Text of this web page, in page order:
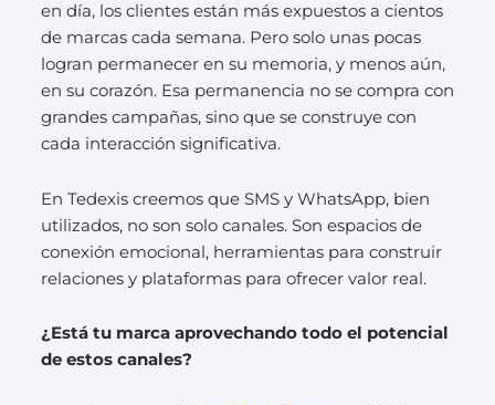
en día, los clientes están más expuestos a cientos
de marcas cada semana. Pero solo unas pocas
logran permanecer en su memoria, y menos aún,
en su corazón. Esa permanencia no se compra con
grandes campañas, sino que se construye con
cada interacción significativa.
En Tedexis creemos que SMS y WhatsApp, bien
utilizados, no son solo canales. Son espacios de
conexión emocional, herramientas para construir
relaciones y plataformas para ofrecer valor real.
¿Está tu marca aprovechando todo el potencial
de estos canales?